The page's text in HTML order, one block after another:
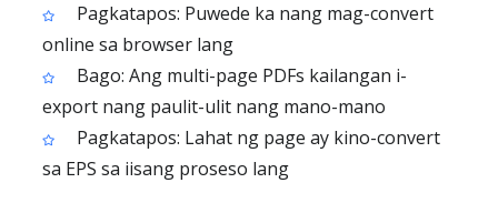
Pagkatapos: Puwede ka nang mag-convert
online sa browser lang
Bago: Ang multi-page PDFs kailangan i-
export nang paulit-ulit nang mano-mano
Pagkatapos: Lahat ng page ay kino-convert
sa EPS sa iisang proseso lang